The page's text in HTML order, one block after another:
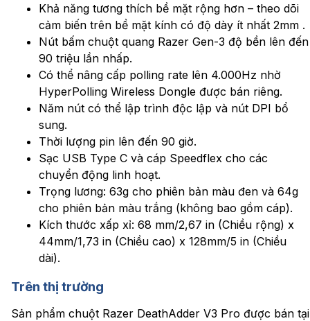
Khả năng tương thích bề mặt rộng hơn – theo dõi
cảm biến trên bề mặt kính có độ dày ít nhất 2mm .
Nút bấm chuột quang Razer Gen-3 độ bền lên đến
90 triệu lần nhấp.
Có thể nâng cấp polling rate lên 4.000Hz nhờ
HyperPolling Wireless Dongle được bán riêng.
Năm nút có thể lập trình độc lập và nút DPI bổ
sung.
Thời lượng pin lên đến 90 giờ.
Sạc USB Type C và cáp Speedflex cho các
chuyển động linh hoạt.
Trọng lương: 63g cho phiên bản màu đen và 64g
cho phiên bản màu trắng (không bao gồm cáp).
Kích thước xấp xỉ: 68 mm/2,67 in (Chiều rộng) x
44mm/1,73 in (Chiều cao) x 128mm/5 in (Chiều
dài).
Trên thị trường
Sản phẩm chuột Razer DeathAdder V3 Pro được bán tại